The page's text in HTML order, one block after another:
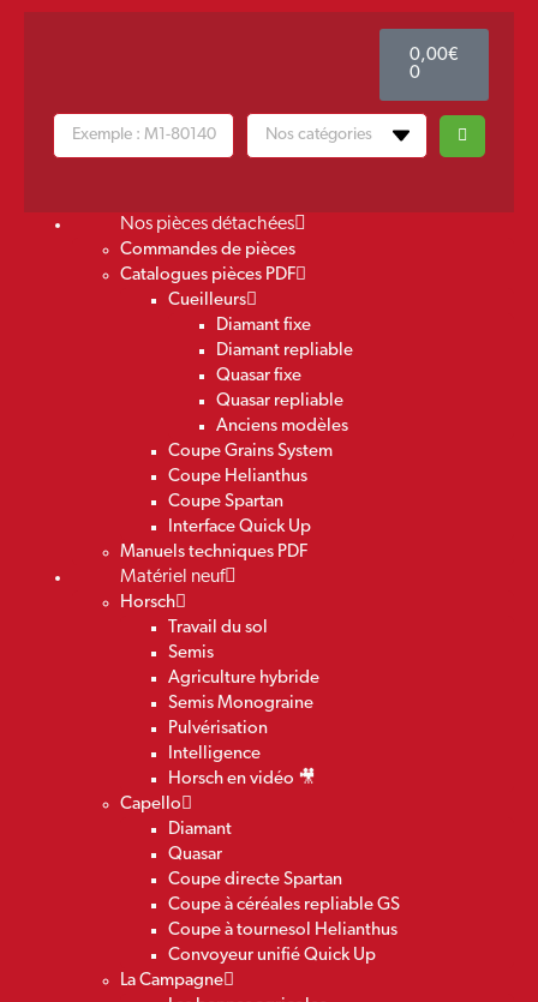
0,00€
0
Nos pièces détachées
Commandes de pièces
Catalogues pièces PDF
Cueilleurs
Diamant fixe
Diamant repliable
Quasar fixe
Quasar repliable
Anciens modèles
Coupe Grains System
Coupe Helianthus
Coupe Spartan
Interface Quick Up
Manuels techniques PDF
Matériel neuf
Horsch
Travail du sol
Semis
Agriculture hybride
Semis Monograine
Pulvérisation
Intelligence
Horsch en vidéo 🎥
Capello
Diamant
Quasar
Coupe directe Spartan
Coupe à céréales repliable GS
Coupe à tournesol Helianthus
Convoyeur unifié Quick Up
La Campagne